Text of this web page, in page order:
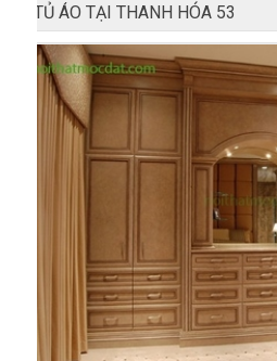
TỦ ÁO TẠI THANH HÓA 53